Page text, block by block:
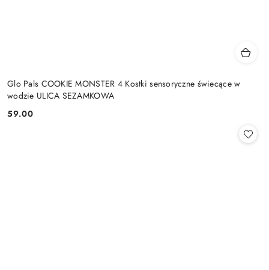
Glo Pals COOKIE MONSTER 4 Kostki sensoryczne świecące w
wodzie ULICA SEZAMKOWA
Cena:
59.00